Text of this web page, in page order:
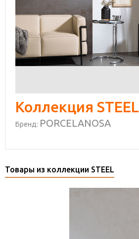
Коллекция STEEL
Бренд: PORCELANOSA
Товары из коллекции STEEL